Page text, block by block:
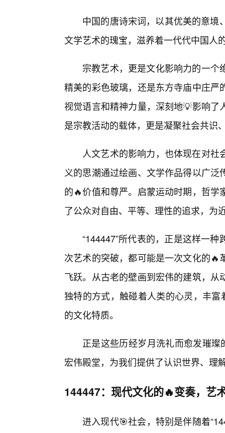
中国的唐诗宋词，以其优美的意
文学艺术的瑰宝，滋养着一代代中国人
宗教艺术，更是文化影响力的一
精美的彩色玻璃，还是东方寺庙中庄
视觉语言和精神力量，深刻地💡影响
是宗教活动的载体，更是凝聚社会共识
人文艺术的影响力，也体现在对
义的思潮通过绘画、文学作品得以广
的🔥价值和尊严。启蒙运动时期，哲
了公众对自由、平等、理性的追求，为
“144447”所代表的，正是这样一
次艺术的突破，都可能是一次文化的
飞跃。从古老的壁画到宏伟的建筑，
独特的方式，触碰着人类的心灵，丰
的文化特质。
正是这些历经岁月洗礼而愈发璀璨
宏伟殿堂，为我们提供了认识世界、理
144447：现代文化的🔥变奏，艺
进入现代🎯社会，特别是伴随着